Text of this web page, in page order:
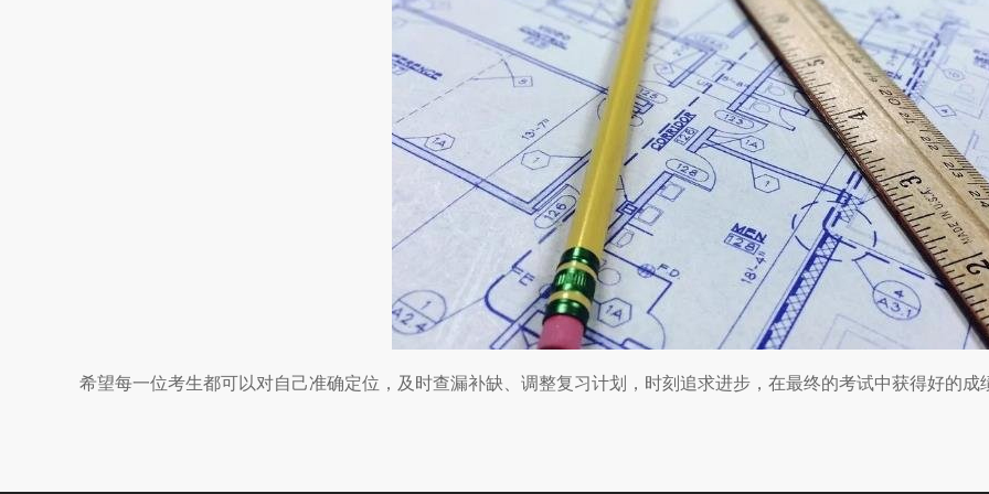
希望每一位考生都可以对自己准确定位，及时查漏补缺、调整复习计划，时刻追求进步，在最终的考试中获得好的成